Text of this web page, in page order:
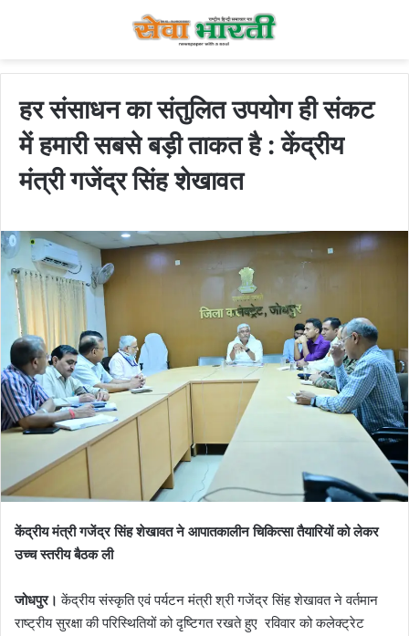
हर संसाधन का संतुलित उपयोग ही संकट
में हमारी सबसे बड़ी ताकत है : केंद्रीय
मंत्री गजेंद्र सिंह शेखावत
केंद्रीय मंत्री गजेंद्र सिंह शेखावत ने आपातकालीन चिकित्सा तैयारियों को लेकर
उच्च स्तरीय बैठक ली
जोधपुर।केंद्रीय संस्कृति एवं पर्यटन मंत्री श्री गजेंद्र सिंह शेखावत ने वर्तमान
राष्ट्रीय सुरक्षा की परिस्थितियों को दृष्टिगत रखते हुए रविवार को कलेक्ट्रेट